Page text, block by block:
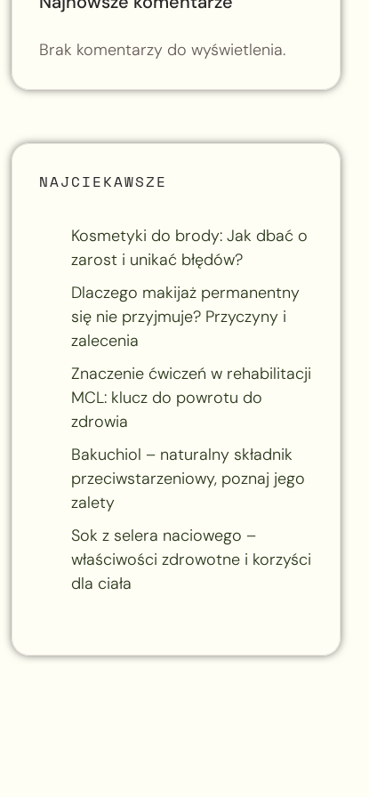
Brak komentarzy do wyświetlenia.
NAJCIEKAWSZE
Kosmetyki do brody: Jak dbać o
zarost i unikać błędów?
Dlaczego makijaż permanentny
się nie przyjmuje? Przyczyny i
zalecenia
Znaczenie ćwiczeń w rehabilitacji
MCL: klucz do powrotu do
zdrowia
Bakuchiol – naturalny składnik
przeciwstarzeniowy, poznaj jego
zalety
Sok z selera naciowego –
właściwości zdrowotne i korzyści
dla ciała